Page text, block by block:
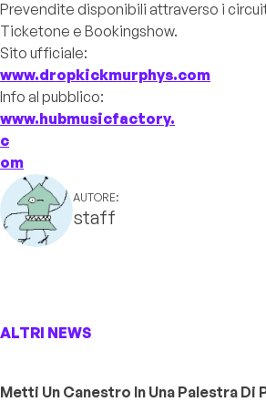
Prevendite disponibili attraverso i
Ticketone e Bookingshow.
Sito ufficiale:
www.dropkickmurphys.com
Info al pubblico:
www.hubmusicfactory.
c
om
AUTORE:
staff
ALTRI NEWS
Metti Un Canestro In Una Palestra Di